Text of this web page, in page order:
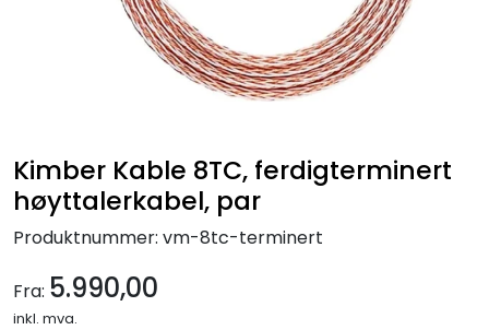
Kimber Kable 8TC, ferdigterminert
høyttalerkabel, par
Produktnummer: vm-8tc-terminert
Fra: 5.990,00
inkl. mva.